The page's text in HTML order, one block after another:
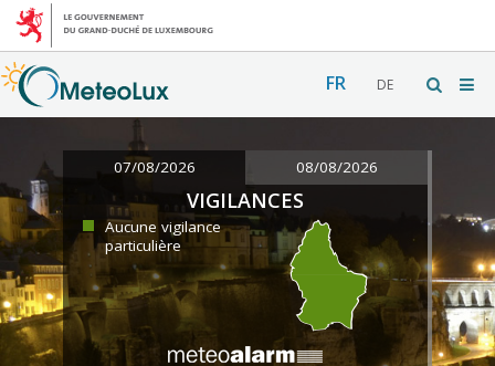
FR DE
07/08/2026 08/08/2026
VIGILANCES
Aucune vigilance
particulière